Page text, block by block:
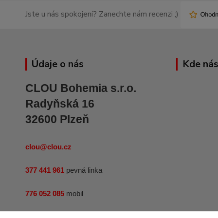
Jste u nás spokojení? Zanechte nám recenzi ;)
Údaje o nás
CLOU Bohemia s.r.o.
Radyňská 16
32600 Plzeň
clou@clou.cz
377 441 961 pevná linka
776 052 085 mobil
Kde